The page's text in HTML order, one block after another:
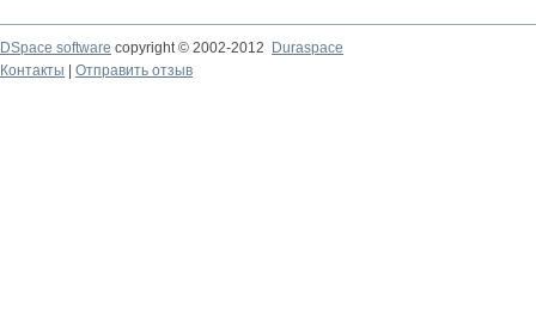
DSpace software copyright © 2002-2012
Duraspace
Контакты
Отправить отзыв